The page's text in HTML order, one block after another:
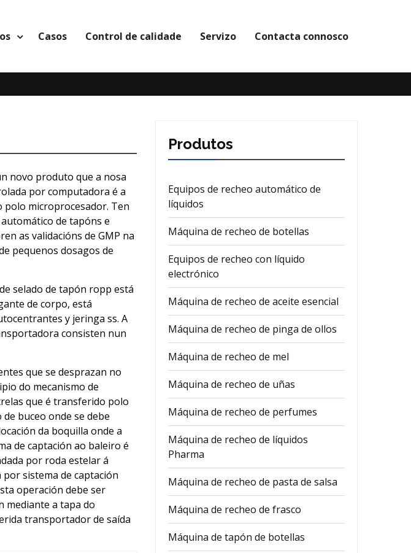
Casos Control de calidade Servizo Contacta connosco
novo produto que a nosa
por computadora é a
polo microprocesador. Ten
de tapóns e
as validacións de GMP na
pequenos dosagos de
selado de tapón ropp está
de corpo, está
y jeringa ss. A
consisten nun
que se desprazan no
do mecanismo de
que é transferido polo
buceo onde se debe
da boquilla onde a
de captación ao baleiro é
por roda estelar á
sistema de captación
operación debe ser
mediante a tapa do
transportador de saída
Produtos
Equipos de recheo automático de
líquidos
Máquina de recheo de botellas
Equipos de recheo con líquido
electrónico
Máquina de recheo de aceite esencial
Máquina de recheo de pinga de ollos
Máquina de recheo de mel
Máquina de recheo de uñas
Máquina de recheo de perfumes
Máquina de recheo de líquidos
Pharma
Máquina de recheo de pasta de salsa
Máquina de recheo de frasco
Máquina de tapón de botellas